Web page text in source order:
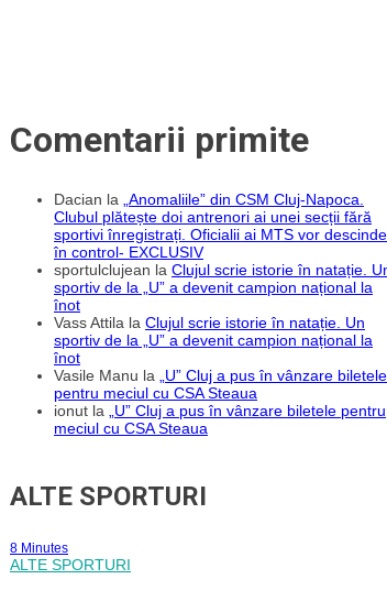
Comentarii primite
Dacian la
„Anomaliile” din CSM Cluj-Napoca.
Clubul plătește doi antrenori ai unei secții fără
sportivi înregistrați. Oficialii ai MTS vor descinde
în control- EXCLUSIV
sportulclujean la Clujul scrie istorie în natație.
sportiv de la „U” a devenit campion național la
înot
Vass Attila la Clujul scrie istorie în natație. Un
sportiv de la „U” a devenit campion național la
înot
Vasile Manu la
„U” Cluj a pus în vânzare biletele
pentru meciul cu CSA Steaua
ionut la
„U” Cluj a pus în vânzare biletele pentru
meciul cu CSA Steaua
ALTE SPORTURI
8 Minutes
ALTE SPORTURI